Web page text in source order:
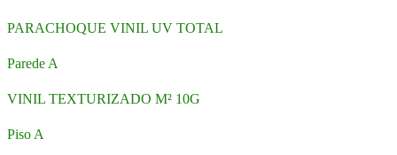
PARACHOQUE VINIL UV TOTAL
Parede A
VINIL TEXTURIZADO M² 10G
Piso A